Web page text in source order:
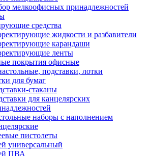
мелкоофисных принадлежностей
средства
жидкости и разбавители
карандаши
ленты
покрытия офисные
подставки, лотки
для бумаг
стаканы
для канцелярских
наборы с наполнением
пистолеты
универсальный
ПВА